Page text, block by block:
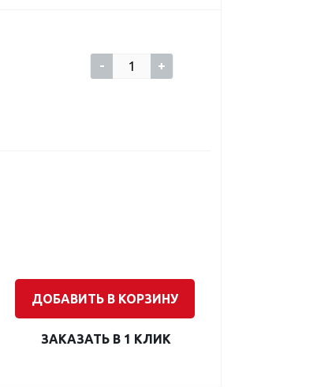
- +
ДОБАВИТЬ В КОРЗИНУ
ЗАКАЗАТЬ В 1 КЛИК